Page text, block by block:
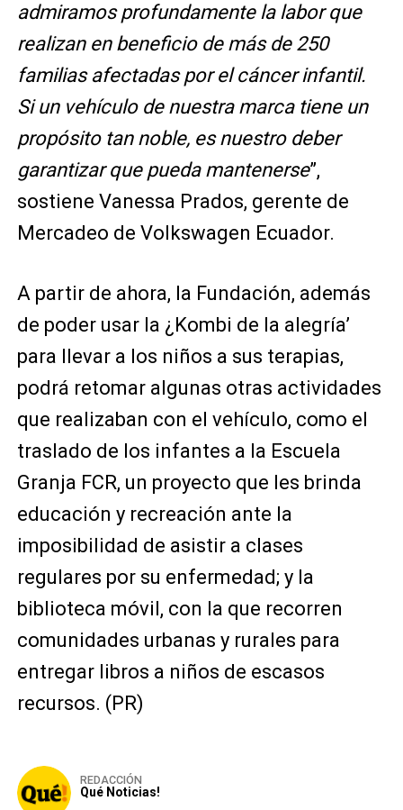
admiramos profundamente la labor que
realizan en beneficio de más de 250
familias afectadas por el cáncer infantil.
Si un vehículo de nuestra marca tiene un
propósito tan noble, es nuestro deber
garantizar que pueda mantenerse”,
sostiene Vanessa Prados, gerente de
Mercadeo de Volkswagen Ecuador.
A partir de ahora, la Fundación, además
de poder usar la ¿Kombi de la alegría’
para llevar a los niños a sus terapias,
podrá retomar algunas otras actividades
que realizaban con el vehículo, como el
traslado de los infantes a la Escuela
Granja FCR, un proyecto que les brinda
educación y recreación ante la
imposibilidad de asistir a clases
regulares por su enfermedad; y la
biblioteca móvil, con la que recorren
comunidades urbanas y rurales para
entregar libros a niños de escasos
recursos. (PR)
REDACCIÓN
Qué Noticias!